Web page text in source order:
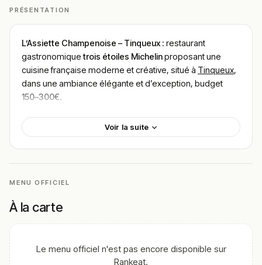
PRÉSENTATION
L’Assiette Champenoise – Tinqueux : restaurant
gastronomiquetrois étoiles Michelinproposant une
cuisine française moderne et créative, situé à Tinqueux,
dans une ambiance élégante et d’exception, budget
150–300€.
Localisation
et accessible, à proximité immédiate du centre de
Voir la suite
MENU OFFICIEL
À la carte
Le menu officiel n'est pas encore disponible sur
Rankeat.